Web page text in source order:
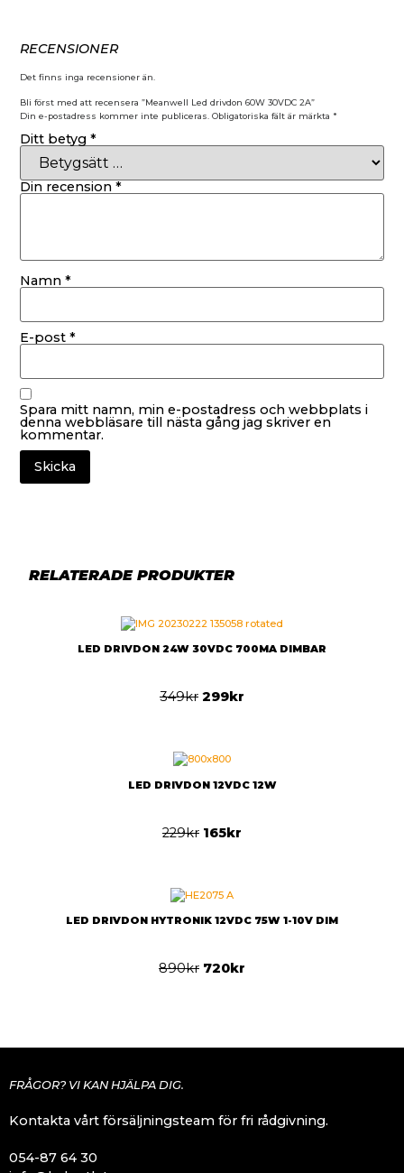
RECENSIONER
Det finns inga recensioner än.
Bli först med att recensera ”Meanwell Led drivdon 60W 30VDC 2A”
Din e-postadress kommer inte publiceras. Obligatoriska fält är märkta*
Ditt betyg*
Din recension*
Namn*
E-post*
Spara mitt namn, min e-postadress och webbplats i
denna webbläsare till nästa gång jag skriver en
kommentar.
RELATERADE PRODUKTER
LED DRIVDON 24W 30VDC 700MA DIMBAR
349kr 299kr
LED DRIVDON 12VDC 12W
229kr 165kr
LED DRIVDON HYTRONIK 12VDC 75W 1-10V DIM
890kr 720kr
FRÅGOR? VI KAN HJÄLPA DIG.
Kontakta vårt försäljningsteam för fri rådgivning.
054-87 64 30